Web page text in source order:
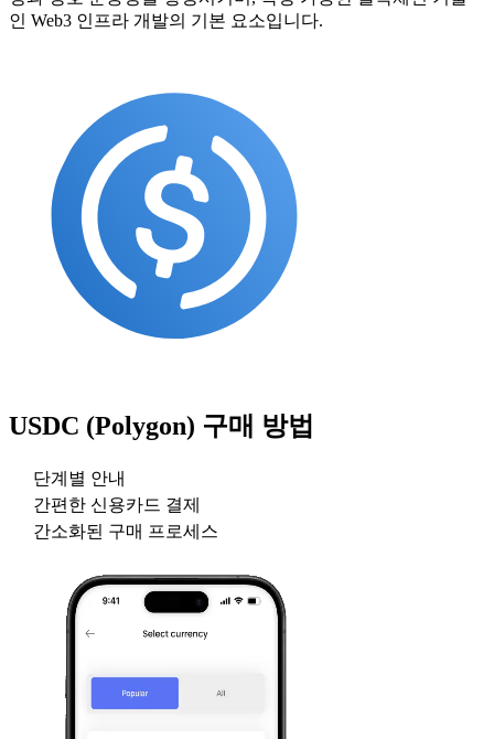
인 Web3 인프라 개발의 기본 요소입니다.
USDC (Polygon) 구매 방법
단계별 안내
간편한 신용카드 결제
간소화된 구매 프로세스